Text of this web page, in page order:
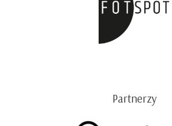
Partnerzy